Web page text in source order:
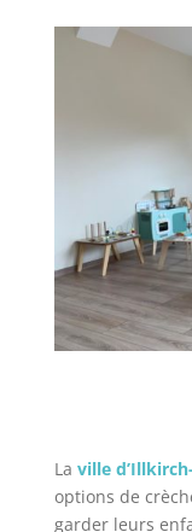
La ville
options de
garder leurs